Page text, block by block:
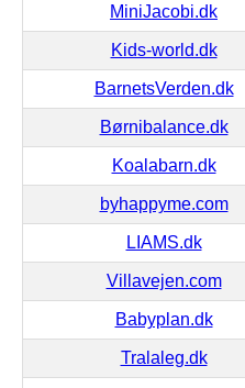
MiniJacobi.dk
Kids-world.dk
BarnetsVerden.dk
Børnibalance.dk
Koalabarn.dk
byhappyme.com
LIAMS.dk
Villavejen.com
Babyplan.dk
Tralaleg.dk